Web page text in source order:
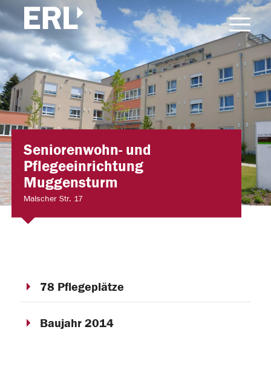
Seniorenwohn- und
Pflegeeinrichtung
Muggensturm
Malscher Str. 17
78 Pflegeplätze
Baujahr 2014